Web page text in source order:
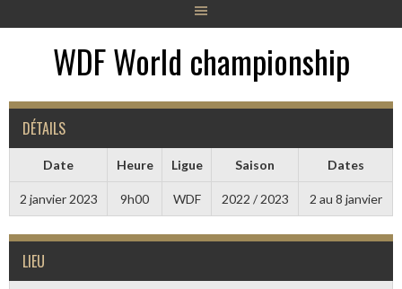
WDF World championship
DÉTAILS
Date Heure Ligue Saison Dates
2 janvier 2023 9h00 WDF 2022 / 2023 2 au 8 janvier
LIEU